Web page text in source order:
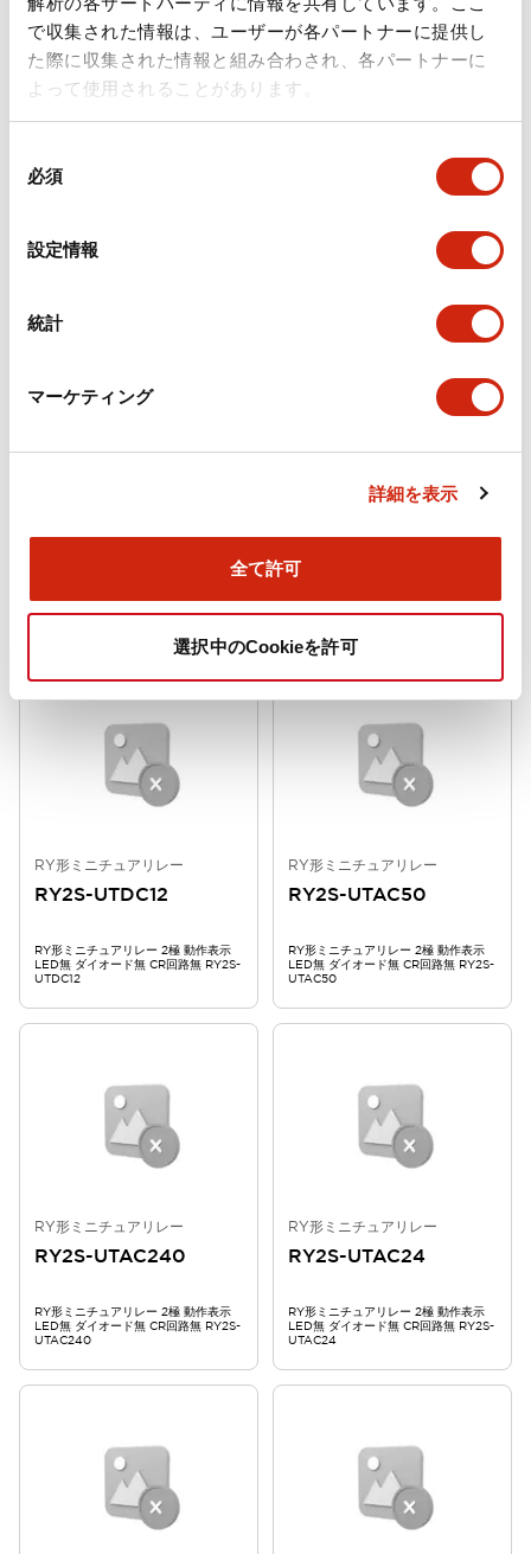
で収集された情報は、ユーザーが各パートナーに提供し
た際に収集された情報と組み合わされ、各パートナーに
よって使用されることがあります。
必須
設定情報
統計
マーケティング
詳細を表示
全て許可
選択中のCookieを許可
RY2V-UAC110
LED無 ダイオード無 CR回路無 RY2V-
UAC110
LED無 ダイオード無 CR回路無 RY2V-
RY2S-UTDC48
LED無 ダイオード無 CR回路無 RY2S-
UTDC48
RY形ミニチュアリレー
RY2S-UTDC24
LED無 ダイオード無 CR回路無 RY2S-
UTDC24
RY形ミニチュアリレー
RY2S-UTDC12
RY形ミニチュアリレー 2極 動作表示
LED無 ダイオード無 CR回路無 RY2S-
UTDC12
RY形ミニチュアリレー
RY2S-UTAC50
RY形ミニチュアリレー 2極 動作表示
LED無 ダイオード無 CR回路無 RY2S-
UTAC50
RY形ミニチュアリレー
RY2S-UTAC240
RY形ミニチュアリレー 2極 動作表示
LED無 ダイオード無 CR回路無 RY2S-
UTAC240
RY形ミニチュアリレー
RY2S-UTAC24
RY形ミニチュアリレー 2極 動作表示
LED無 ダイオード無 CR回路無 RY2S-
UTAC24